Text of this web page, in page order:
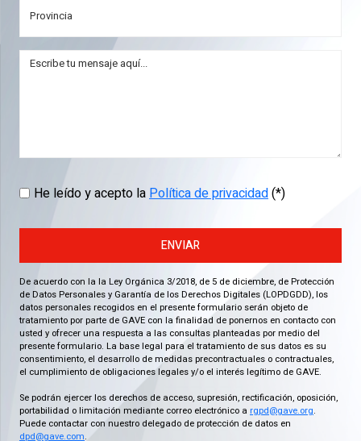
He leído y acepto laPolítica de privacidad(*)
ENVIAR
De acuerdo con la la Ley Orgánica 3/2018, de 5 de diciembre, de Protección
de Datos Personales y Garantía de los Derechos Digitales (LOPDGDD), los
datos personales recogidos en el presente formulario serán objeto de
tratamiento por parte de GAVE con la finalidad de ponernos en contacto con
usted y ofrecer una respuesta a las consultas planteadas por medio del
presente formulario. La base legal para el tratamiento de sus datos es su
consentimiento, el desarrollo de medidas precontractuales o contractuales,
el cumplimiento de obligaciones legales y/o el interés legítimo de GAVE.
Se podrán ejercer los derechos de acceso, supresión, rectificación, oposición,
portabilidad o limitación mediante correo electrónico a rgpd@gave.org.
Puede contactar con nuestro delegado de protección de datos en
dpd@gave.com.